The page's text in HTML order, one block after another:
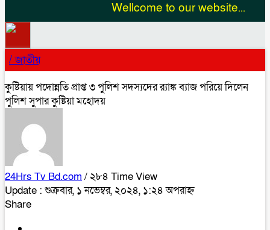
Wellcome to our website...
/জাতীয়
কুষ্টিয়ায় পদোন্নতি প্রাপ্ত ৩ পুলিশ সদস্যদের র‍্যাঙ্ক ব্যাজ পরিয়ে দিলেন
পুলিশ সুপার কুষ্টিয়া মহোদয়
24Hrs Tv Bd.com / ২৮৪ Time View
Update : শুক্রবার, ১ নভেম্বর, ২০২৪, ১:২৪ অপরাহ্ন
Share